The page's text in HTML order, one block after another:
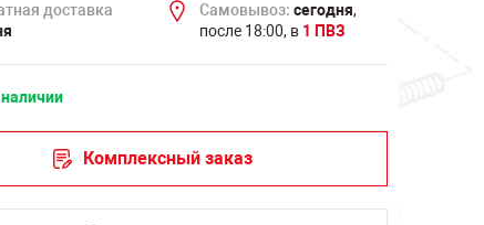
доставка
Самовывоз: сегодня,
после 18:00, в 1 ПВЗ
наличии
Комплексный заказ